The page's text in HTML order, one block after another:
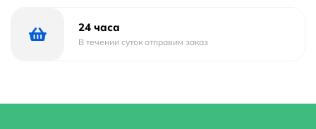
24 часа
В течении суток отправим заказ